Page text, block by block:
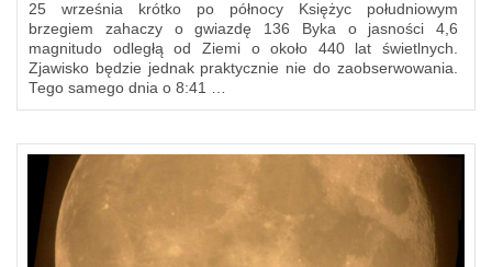
25 września krótko po północy Księżyc południowym
brzegiem zahaczy o gwiazdę 136 Byka o jasności 4,6
magnitudo odległą od Ziemi o około 440 lat świetlnych.
Zjawisko będzie jednak praktycznie nie do zaobserwowania.
Tego samego dnia o 8:41 …